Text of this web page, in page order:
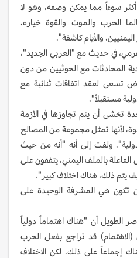
سوءاً مما يمكن وصفه، وهو لا
الحرب والموت والقوة خياره،
والأيام كاشفة".
في حديث مع "العربي الجديد"،
المحادثات مع الحوثيين من دون
تسعى لعقد اتفاقات ثنائية مع
مستقبلاً".
تخشى أن يتم تجاوزها في الأزمة
لأنها تمثل مجموعة من المصالح
ولفت إلى أنه "أنه من حيث
الفاعلة بالملف اليمني، يتفقون على
يتم ذلك، هناك اختلاف كبير".
تكون هي المشرفة الوحيدة على
الطويل أن "هناك اهتماماً دولياً
قد تراجع بفعل الحرب
إجماعاً على ذلك. لكن الاختلاف